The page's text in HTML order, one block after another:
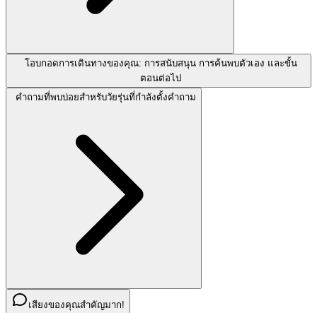
โอบกอดการเดินทางของคุณ: การสนับสนุน การค้นพบตัวเอง และขั้น
ตอนต่อไป
คำถามที่พบบ่อยสำหรับวัยรุ่นที่กำลังตั้งคำถาม
เสียงของคุณสำคัญมาก!